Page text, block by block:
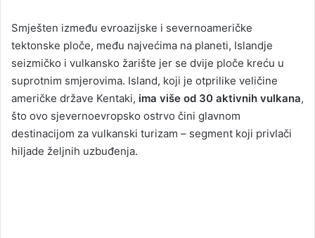
Smješten između evroazijske i severnoameričke
tektonske ploče, među najvećima na planeti, Islandje
seizmičko i vulkansko žarište jer se dvije ploče kreću u
suprotnim smjerovima. Island, koji je otprilike veličine
američke države Kentaki, ima više od 30 aktivnih vulkana,
što ovo sjevernoevropsko ostrvo čini glavnom
destinacijom za vulkanski turizam – segment koji privlači
hiljade željnih uzbuđenja.